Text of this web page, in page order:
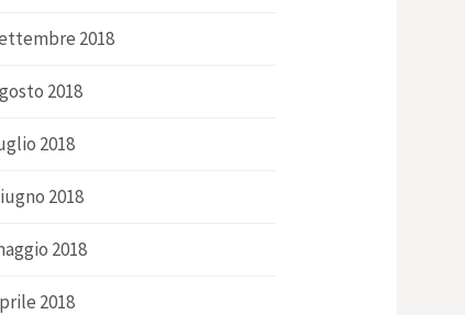
2018
2018
2018
2018
2018
2018